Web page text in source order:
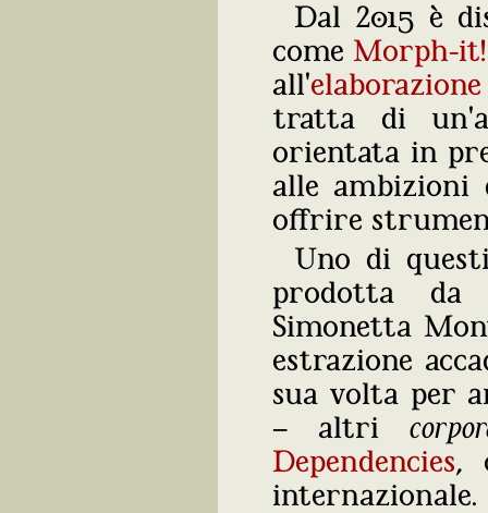
Dal 2015 è
come Morph-it!
all'
tratta di
orientata in
alle
offrire
Uno di
prodotta da
Simonetta
estrazione
sua volta per
‒ altri
Dependencies,
internazionale.